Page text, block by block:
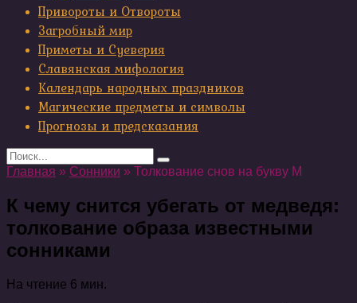
Привороты и Отвороты
Загробный мир
Приметы и Суеверия
Славянская мифология
Календарь народных праздников
Магические предметы и символы
Прогнозы и предсказания
Search
for:
Главная » Сонники » Толкование снов на букву М
К чему снится убегать от медведя:
толкование образа известными
сонниками
На чтение 6 мин.